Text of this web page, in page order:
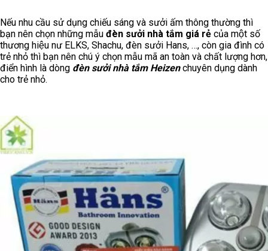
Nếu nhu cầu sử dụng chiếu sáng và sưởi ấm thông thường thì
bạn nên chọn những mẫu đèn sưởi nhà tắm giá rẻ của một số
thương hiệu nư ELKS, Shachu, đèn sưởi Hans, …, còn gia đình có
trẻ nhỏ thì bạn nên chú ý chọn mẫu mã an toàn và chất lượng hơn,
điển hình là dòng đèn sưởi nhà tắm Heizenchuyên dụng dành
cho trẻ nhỏ.